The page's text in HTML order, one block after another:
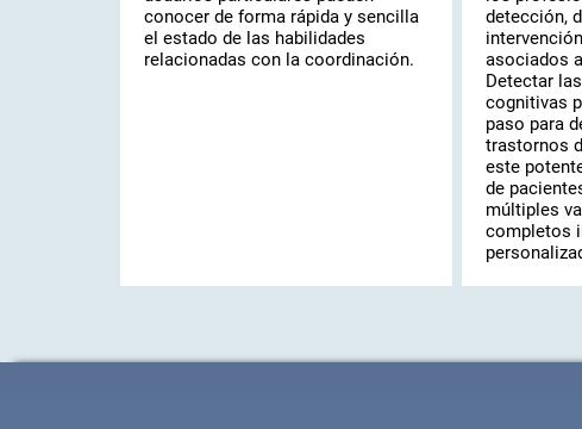
conocer de forma rápida y sencilla
el estado de las habilidades
relacionadas con la coordinación.
detección,
asociados
Detectar
cognitivas
paso para
trastornos
este
de
múltiples
completos